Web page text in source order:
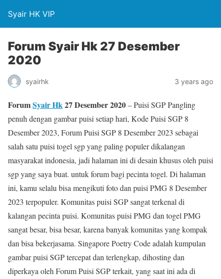
Syair HK VIP
Forum Syair Hk 27 Desember
2020
syairhk 3 years ago
ForumSyair Hk27 Desember 2020– Puisi SGP Pangling
penuh dengan gambar puisi setiap hari, Kode Puisi SGP 8
Desember 2023, Forum Puisi SGP 8 Desember 2023 sebagai
salah satu puisi togel sgp yang paling populer dikalangan
masyarakat indonesia, jadi halaman ini di desain khusus oleh puisi
sgp yang saya buat. untuk forum bagi pecinta togel. Di halaman
ini, kamu selalu bisa mengikuti foto dan puisi PMG 8 Desember
2023 terpopuler. Komunitas puisi SGP sangat terkenal di
kalangan pecinta puisi. Komunitas puisi PMG dan togel PMG
sangat besar, bisa besar, karena banyak komunitas yang kompak
dan bisa bekerjasama. Singapore Poetry Code adalah kumpulan
gambar puisi SGP tercepat dan terlengkap, dihosting dan
diperkaya oleh Forum Puisi SGP terkait, yang saat ini ada di